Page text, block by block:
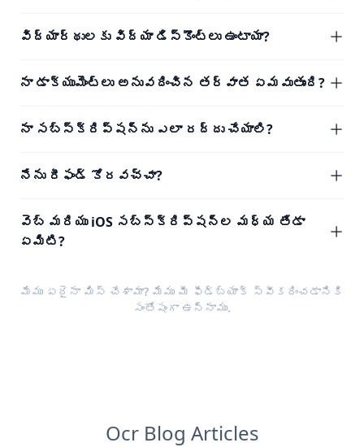
విద్యార్థులకు విద్యా డిస్కౌంట్లు ఉంటాయా?
నా డాక్యుమెంట్లు అనువదించిన తర్వాత ఏమవుతుంది?
నా సబ్‌స్క్రిప్షన్‌ను ఎలా రద్దు చేయాలి?
నేను రీఫండ్ కోరవచ్చా?
వెబ్ మరియు iOS సబ్‌స్క్రిప్షన్‌ల మధ్య తేడా
ఏమిటి?
మేము ఏదైనా మిస్ చేశామా? మేము మీ ఫీడ్‌బ్యాక్ స్వీకరించడానికి
సంతోషంగా ఉన్నాము.
Ocr Blog Articles